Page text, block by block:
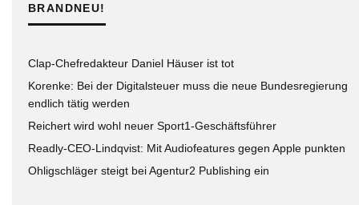
BRANDNEU!
Clap-Chefredakteur Daniel Häuser ist tot
Korenke: Bei der Digitalsteuer muss die neue Bundesregierung
endlich tätig werden
Reichert wird wohl neuer Sport1-Geschäftsführer
Readly-CEO-Lindqvist: Mit Audiofeatures gegen Apple punkten
Ohligschläger steigt bei Agentur2 Publishing ein